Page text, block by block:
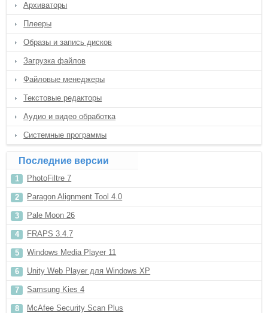
Архиваторы
Плееры
Образы и запись дисков
Загрузка файлов
Файловые менеджеры
Текстовые редакторы
Аудио и видео обработка
Системные программы
Последние версии
PhotoFiltre 7
Paragon Alignment Tool 4.0
Pale Moon 26
FRAPS 3.4.7
Windows Media Player 11
Unity Web Player для Windows XP
Samsung Kies 4
McAfee Security Scan Plus